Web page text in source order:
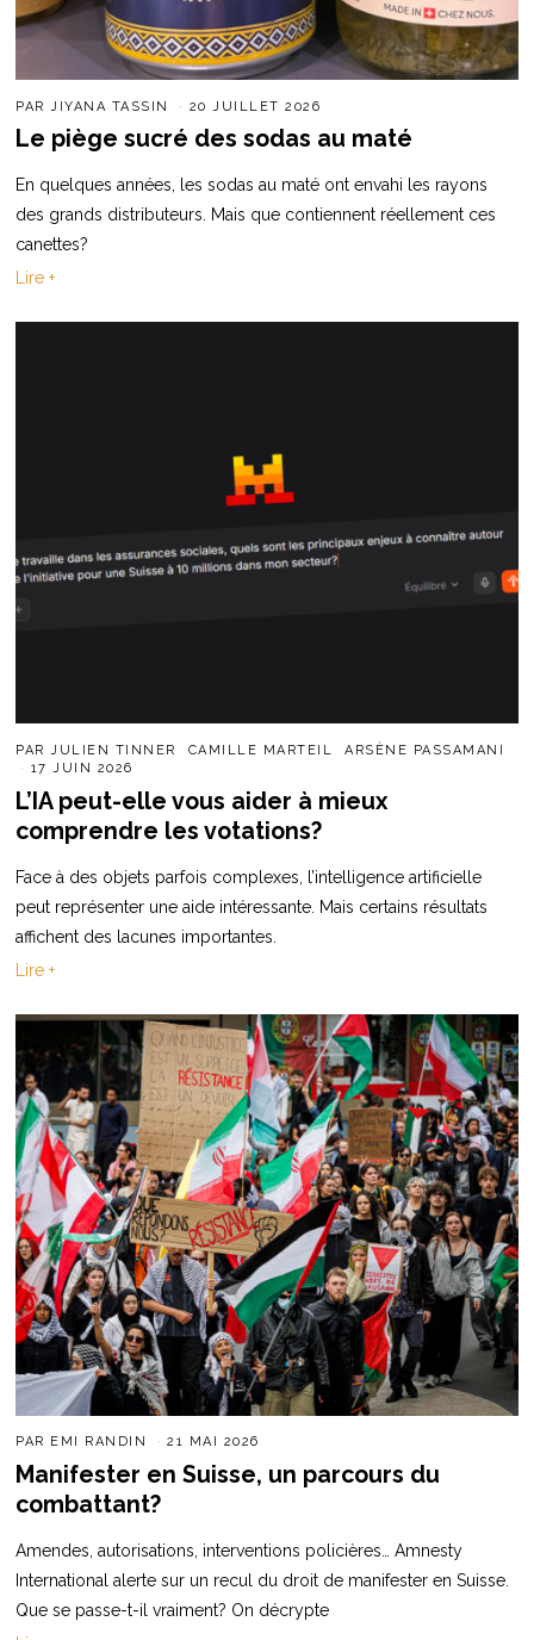
PAR JIYANA TASSIN 20 JUILLET 2026
Le piège sucré des sodas au maté
En quelques années, les sodas au maté ont envahi les rayons
des grands distributeurs. Mais que contiennent réellement ces
canettes?
Lire +
PARJULIEN TINNER CAMILLE MARTEIL
ARSÈNE PASSAMANI
17 JUIN 2026
L’IA peut-elle vous aider à mieux
comprendre les votations?
Face à des objets parfois complexes, l’intelligence artificielle
peut représenter une aide intéressante. Mais certains résultats
affichent des lacunes importantes.
Lire +
PAR EMI RANDIN 21 MAI 2026
Manifester en Suisse, un parcours du
combattant?
Amendes, autorisations, interventions policières… Amnesty
International alerte sur un recul du droit de manifester en Suisse.
Que se passe-t-il vraiment? On décrypte